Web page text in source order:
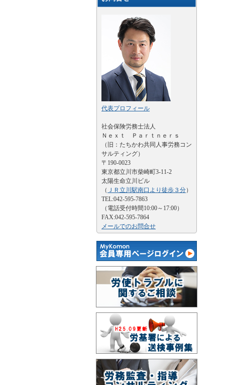
代表プロフィール
社会保険労務士法人
Ｎｅｘｔ Ｐａｒｔｎｅｒｓ
（旧：たちかわ共同人事労務コン
サルティング）
〒190-0023
東京都立川市柴崎町3-11-2
太陽生命立川ビル
（ ＪＲ立川駅南口より徒歩３分）
TEL:042-595-7863
（電話受付時間10:00～17:00）
FAX:042-595-7864
メールでのお問合せ